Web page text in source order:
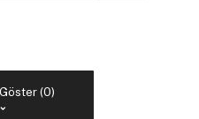
(0)